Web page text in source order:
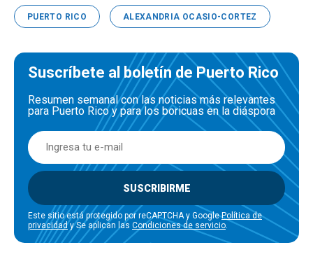
PUERTO RICO ALEXANDRIA OCASIO-CORTEZ
Suscríbete al boletín de Puerto Rico
Resumen semanal con las noticias más relevantes
para Puerto Rico y para los boricuas en la diáspora
SUSCRIBIRME
Este sitio está protegido por reCAPTCHA y GooglePolítica de
privacidady Se aplican las Condiciones de servicio.